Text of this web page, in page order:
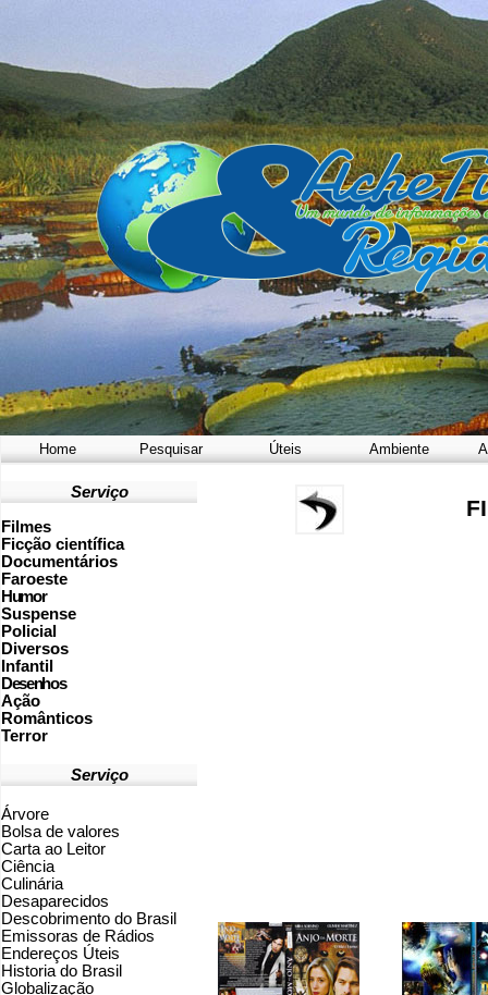
Home Pesquisar Úteis Ambiente
Serviço
Filmes
Ficção científica
Documentários
Faroeste
Humor
Suspense
Policial
Diversos
Infantil
Desenhos
Ação
Românticos
Terror
Serviço
Árvore
Bolsa de valores
Carta ao Leitor
Ciência
Culinária
Desaparecidos
Descobrimento do Brasil
Emissoras de Rádios
Endereços Úteis
Historia do Brasil
Globalização